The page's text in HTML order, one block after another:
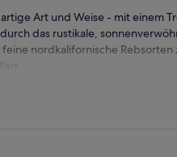
Art und Weise - mit einem
das rustikale,
nordkalifornische
und steige in den fröhlichen